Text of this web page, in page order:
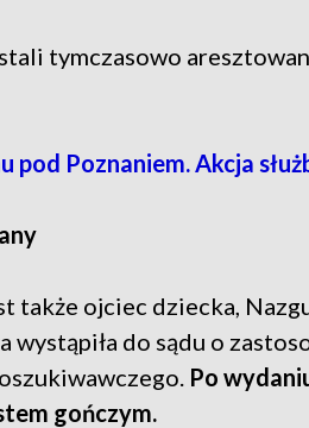
tymczasowo
pod Poznaniem. Akcja
także ojciec dziecka,
wystąpiła do sądu o
Po
gończym.